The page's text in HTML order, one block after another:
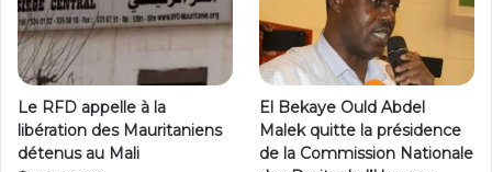
Le RFD appelle à la
libération des Mauritaniens
détenus au Mali
El Bekaye Ould Abdel
Malek quitte la présidence
de la Commission Nationale